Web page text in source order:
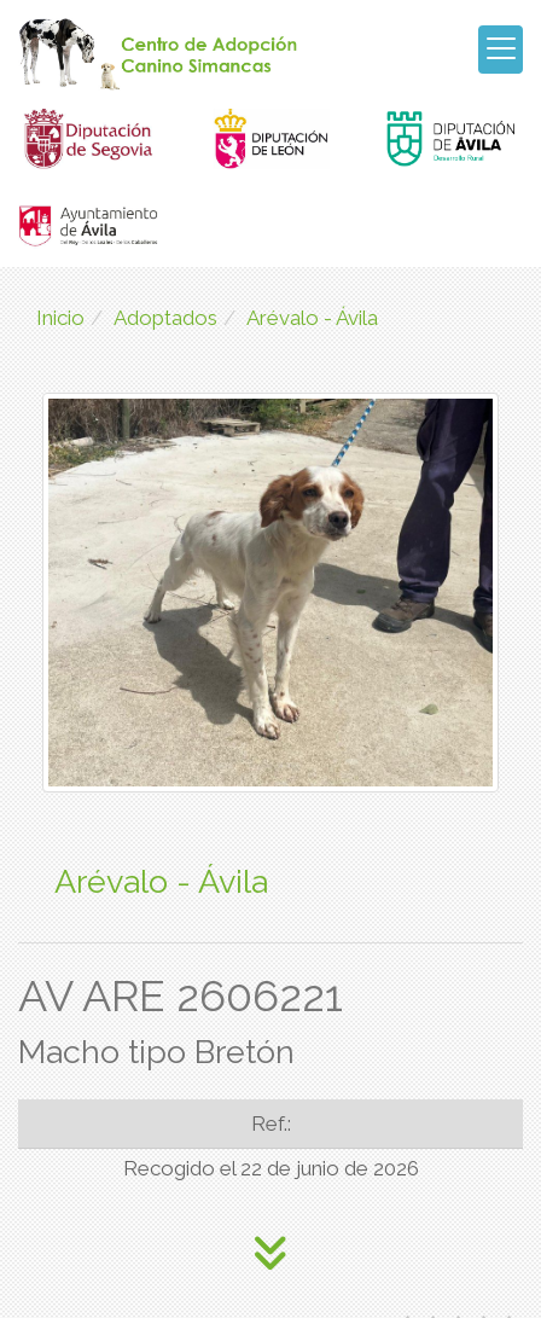
Inicio Adoptados Arévalo - Ávila
Arévalo - Ávila
AV ARE 2606221
Macho tipo Bretón
Ref.:
Recogido el 22 de junio de 2026